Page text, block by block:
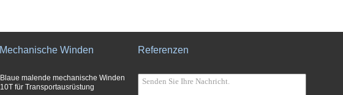
Mechanische Winden
Blaue malende mechanische Winden
10T für Transportausrüstung
Referenzen